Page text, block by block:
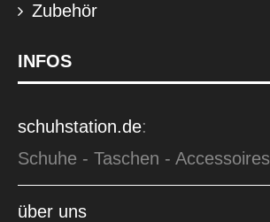
Zubehör
INFOS
schuhstation.de:
Schuhe - Taschen - Accessoires
über uns